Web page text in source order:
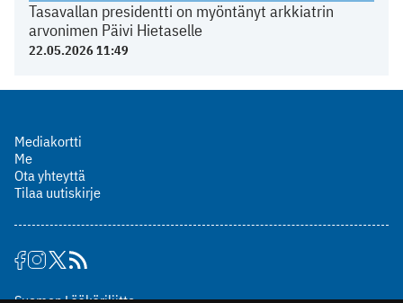
Tasavallan presidentti on myöntänyt arkkiatrin
arvonimen Päivi Hietaselle
22.05.2026 11:49
Mediakortti
Me
Ota yhteyttä
Tilaa uutiskirje